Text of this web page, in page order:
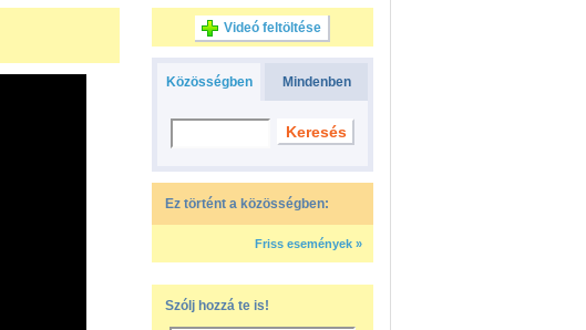
Videó feltöltése
Közösségben Mindenben
Ez történt a közösségben:
Friss események »
Szólj hozzá te is!